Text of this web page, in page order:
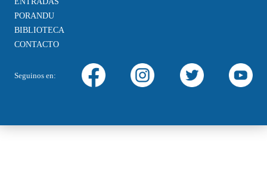
PORANDU
BIBLIOTECA
CONTACTO
Seguinos en: